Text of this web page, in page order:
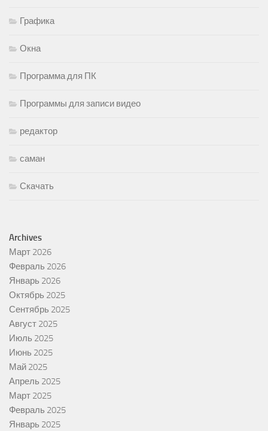
Графика
Окна
Программа для ПК
Программы для записи видео
редактор
саман
Скачать
Archives
Март 2026
Февраль 2026
Январь 2026
Октябрь 2025
Сентябрь 2025
Август 2025
Июль 2025
Июнь 2025
Май 2025
Апрель 2025
Март 2025
Февраль 2025
Январь 2025